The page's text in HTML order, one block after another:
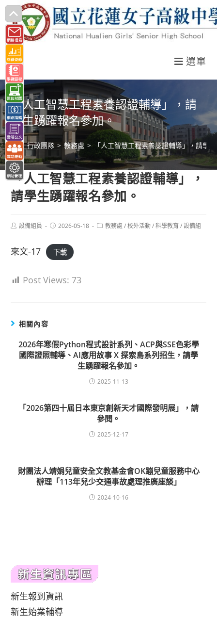
跳
轉
至
主
要
內
容
選單
「人工智慧工程素養認證輔導」，請
學生踴躍報名參加。
> 行政團隊 > 教務處 > 「人工智慧工程素養認證輔導」，請學
「人工智慧工程素養認證輔導」，
請學生踴躍報名參加。
Post設備組員
Post2026-05-18
Post教務處 / 校外活動 / 科學教育 / 設備組
來文-17 下載
Post Views: 73
相關內容
2026年寒假Python程式設計系列、ACP與SSE色彩學
國際證照輔導、AI應用故事 X 探索島系列招生，請學
生踴躍報名參加。
2025-11-13
「2026第四十屆日本東京創新天才國際發明展」，請
參閱。
2025-12-17
財團法人靖娟兒童安全文教基金會OK蹦兒童服務中心
辦理「113年兒少交通事故處理推廣座談」
2024-10-16
新生報到資訊
新生始業輔導